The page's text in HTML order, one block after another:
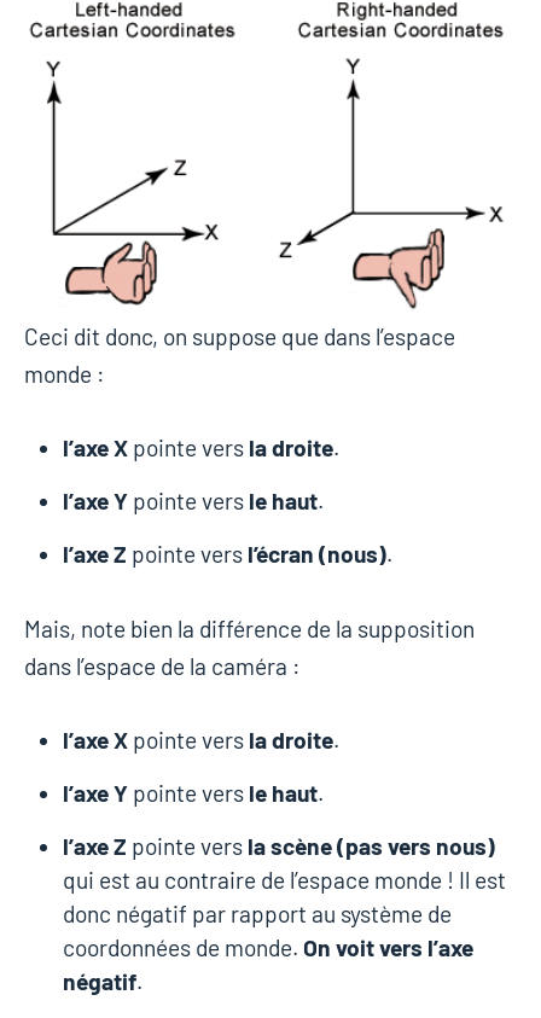
Ceci dit donc, on suppose que dans l’espace
monde :
l’axe X pointe vers la droite.
l’axe Y pointe vers le haut.
l’axe Z pointe vers l’écran (nous).
Mais, note bien la différence de la supposition
dans l’espace de la caméra :
l’axe X pointe vers la droite.
l’axe Y pointe vers le haut.
l’axe Z pointe vers la scène (pas vers nous)
qui est au contraire de l’espace monde ! Il est
donc négatif par rapport au système de
coordonnées de monde. On voit vers l’axe
négatif.